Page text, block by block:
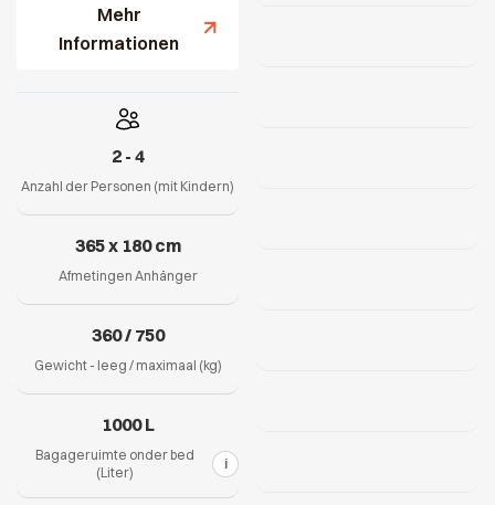
Mehr
Informationen
2 - 4
Anzahl der Personen (mit Kindern)
365 x 180 cm
Afmetingen Anhänger
360 / 750
Gewicht - leeg / maximaal (kg)
1000 L
Bagageruimte onder bed
(Liter)
i